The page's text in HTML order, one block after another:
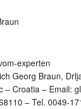
experten
Georg Braun,
– Croatia – Email:
– Tel. 0049-